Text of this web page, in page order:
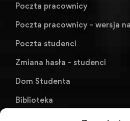
Poczta pracownicy
Poczta pracownicy - wersja
Poczta studenci
Zmiana hasła - studenci
Dom Studenta
Biblioteka
KU AZS ANS w Raciborzu